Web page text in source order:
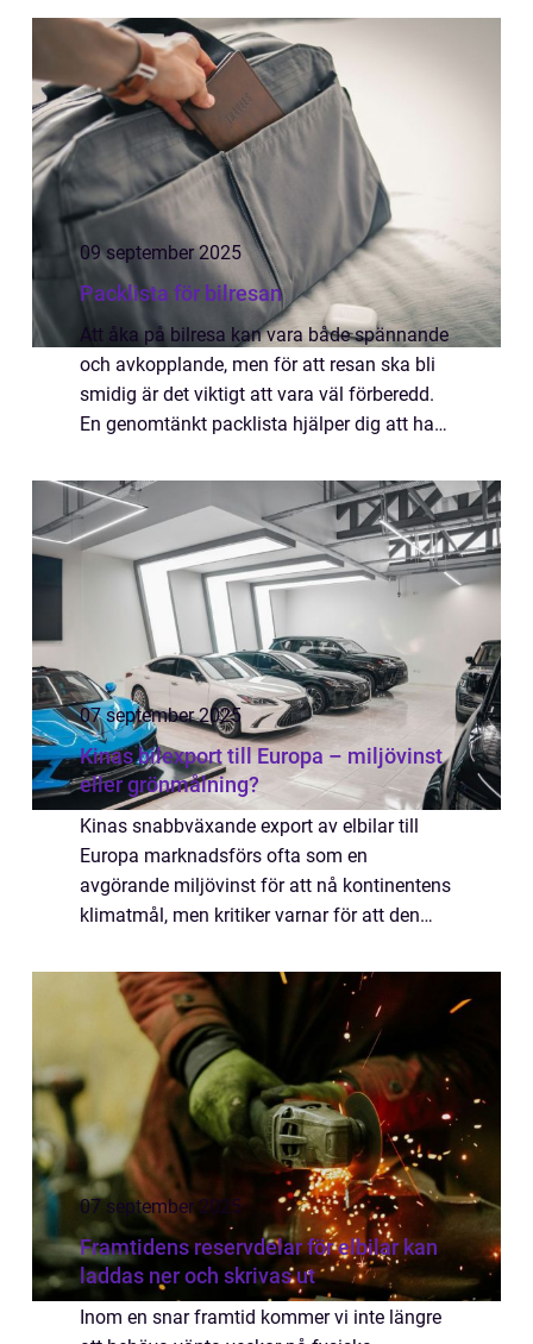
gru...
09 september 2025
Packlista för bilresan
Att åka på bilresa kan vara både spännande
och avkopplande, men för att resan ska bli
smidig är det viktigt att vara väl förberedd.
En genomtänkt packlista hjälper dig att ha
07 september 2025
Kinas bilexport till Europa – miljövinst
eller grönmålning?
Kinas snabbväxande export av elbilar till
Europa marknadsförs ofta som en
avgörande miljövinst för att nå kontinentens
klimatmål, men kritiker varnar för att den
07 september 2025
Framtidens reservdelar för elbilar kan
laddas ner och skrivas ut
Inom en snar framtid kommer vi inte längre